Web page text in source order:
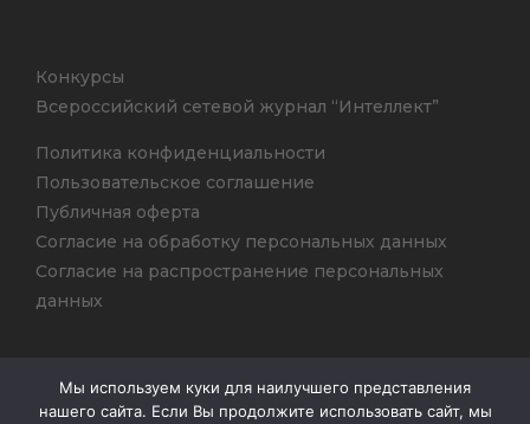
Конкурсы
Всероссийский сетевой журнал “Интеллект”
Политика конфиденциальности
Пользовательское соглашение
Публичная оферта
Согласие на обработку персональных данных
Согласие на распространение персональных
данных
Мы используем куки для наилучшего представления
нашего сайта. Если Вы продолжите использовать сайт, мы